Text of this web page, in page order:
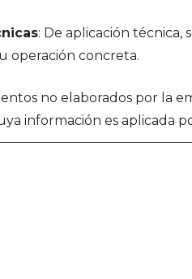
: De aplicación técnica,
operación concreta.
no elaborados por la
información es aplicada